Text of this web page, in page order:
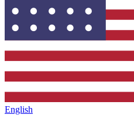
English